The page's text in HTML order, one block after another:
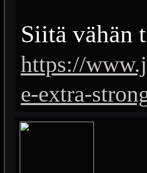
Siitä vähän
https://
e-extra-